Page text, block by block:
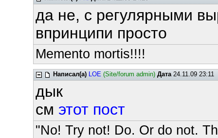
да не, с регулярными
впринципи просто
Memento mortis!!!!
Написал(а) LOE (Site/forum admin) Дата24.11.09 23:11
дык
см этот пост
"No! Try not! Do. Or do not.